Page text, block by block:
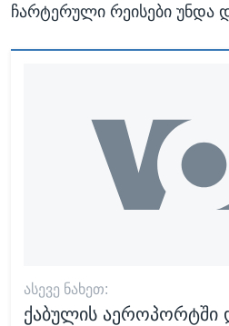
ჩარტერული რეისები უნდა
ᲐᲡᲔᲕᲔ ᲜᲐᲮᲔᲗ:
ქაბულის აეროპორტში